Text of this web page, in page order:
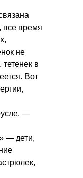
все время
не
в
Вот
—
— дети,